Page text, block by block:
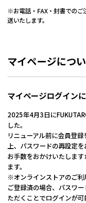
※お電話・FAX・封書でのご
送いたします。
マイページにつ
マイページログイン
2025年4月3日に
した。
リニューアル前に会員登
上、パスワードの再設定を
お手数をおかけいたしま
ます。
※オンラインストアのご利
ご登録済の場合、パスワ
ただくことでログインが可